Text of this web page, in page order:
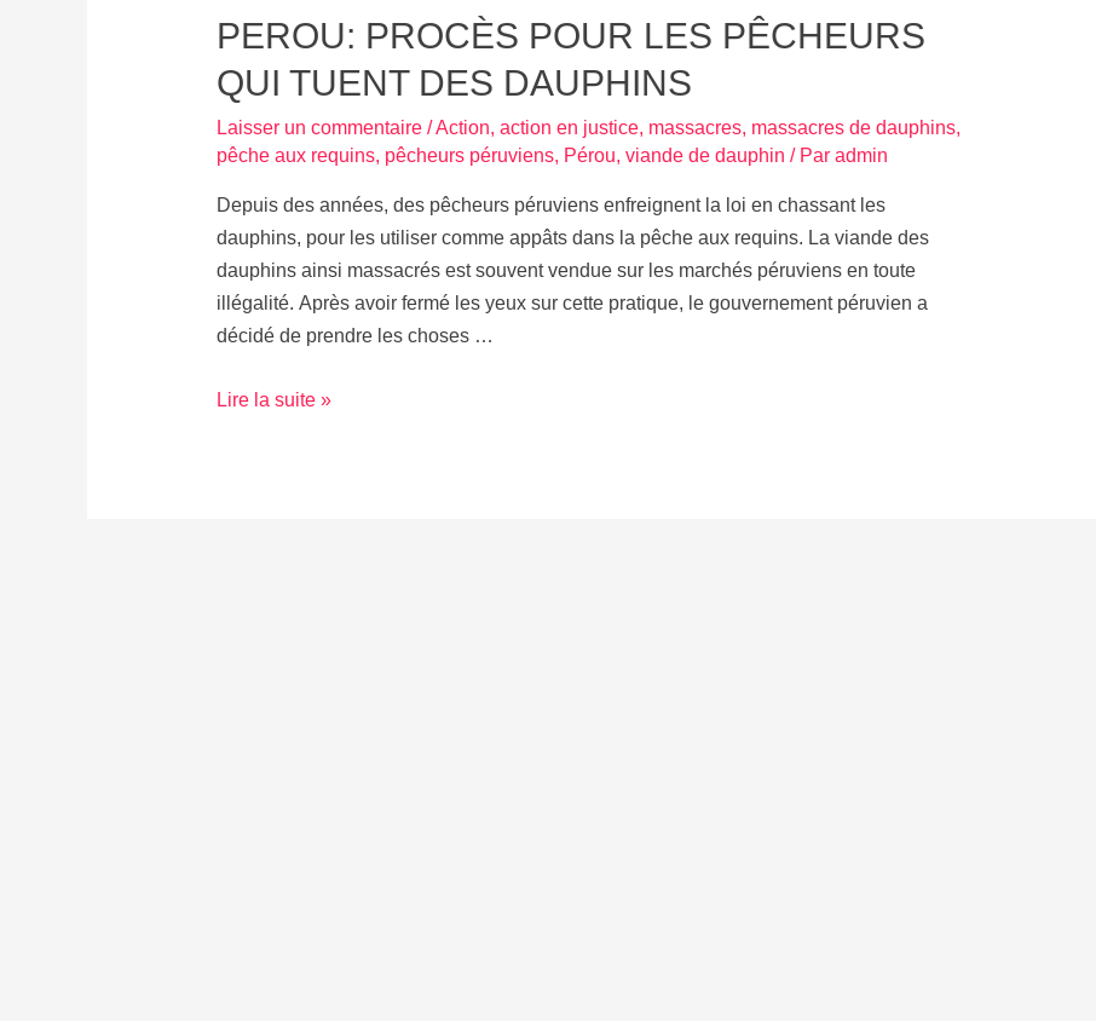
PEROU: PROCÈS POUR LES PÊCHEURS
QUI TUENT DES DAUPHINS
Laisser un commentaire /Action, action en justice, massacres, massacres de dauphins,
pêche aux requins, pêcheurs péruviens, Pérou, viande de dauphin / Par admin
Depuis des années, des pêcheurs péruviens enfreignent la loi en chassant les
dauphins, pour les utiliser comme appâts dans la pêche aux requins. La viande des
dauphins ainsi massacrés est souvent vendue sur les marchés péruviens en toute
illégalité. Après avoir fermé les yeux sur cette pratique, le gouvernement péruvien a
décidé de prendre les choses …
PEROU:
Lire la suite »